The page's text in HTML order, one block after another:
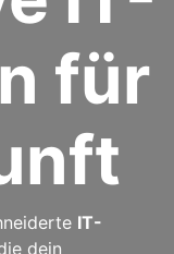
für
IT-
dein